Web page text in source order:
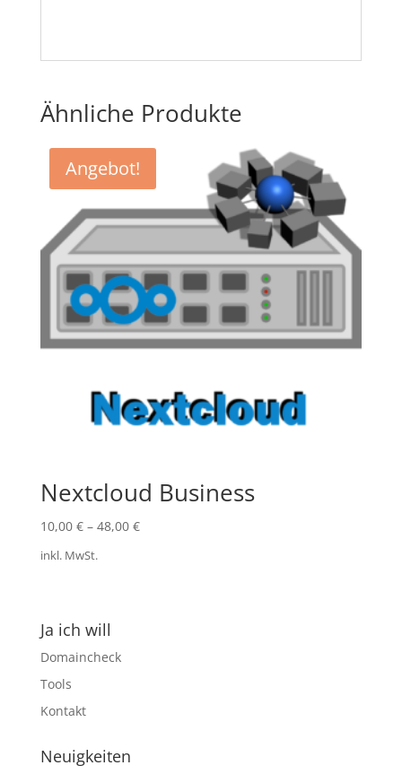
Ähnliche Produkte
Angebot!
Nextcloud Business
10,00 €– 48,00 €
inkl. MwSt.
Ja ich will
Domaincheck
Tools
Kontakt
Neuigkeiten